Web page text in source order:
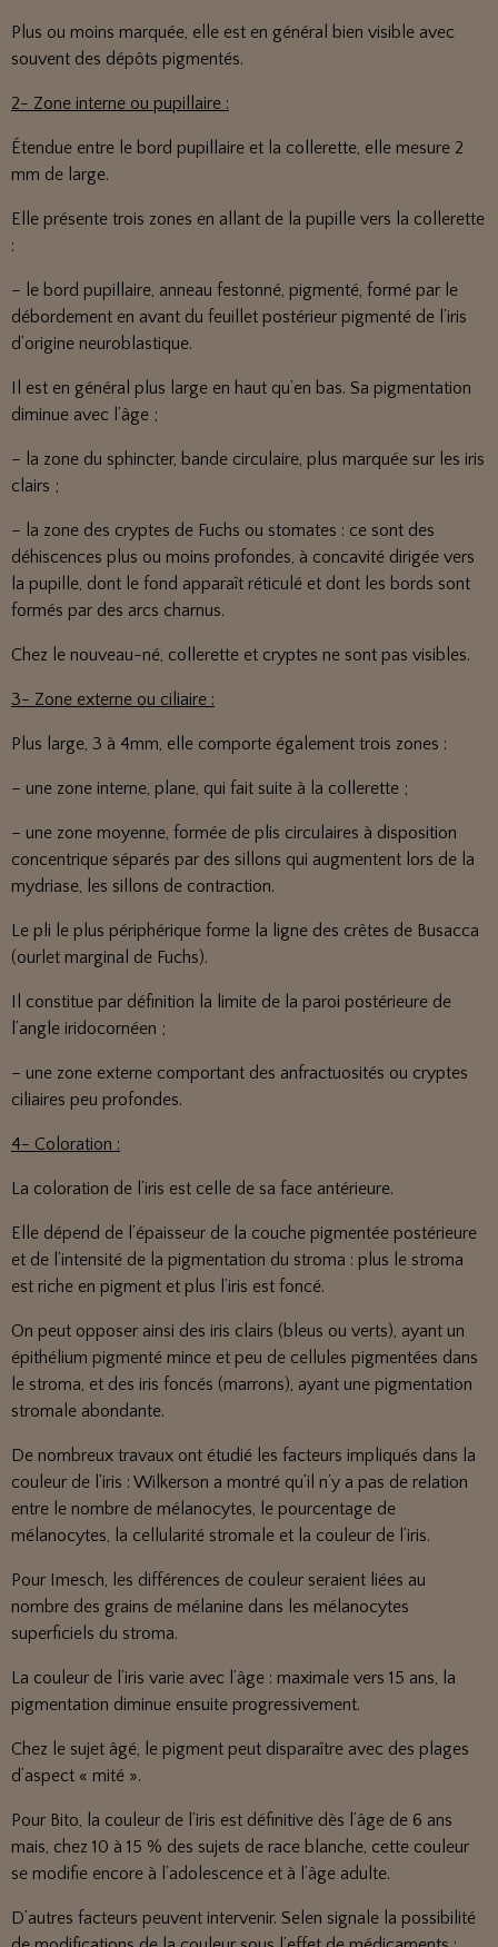
Plus ou moins marquée, elle est en général bien visible avec
souvent des dépôts pigmentés.
2- Zone interne ou pupillaire :
Étendue entre le bord pupillaire et la collerette, elle mesure 2
mm de large.
Elle présente trois zones en allant de la pupille vers la collerette
:
– le bord pupillaire, anneau festonné, pigmenté, formé par le
débordement en avant du feuillet postérieur pigmenté de l’iris
d’origine neuroblastique.
Il est en général plus large en haut qu’en bas. Sa pigmentation
diminue avec l’âge ;
– la zone du sphincter, bande circulaire, plus marquée sur les iris
clairs ;
– la zone des cryptes de Fuchs ou stomates : ce sont des
déhiscences plus ou moins profondes, à concavité dirigée vers
la pupille, dont le fond apparaît réticulé et dont les bords sont
formés par des arcs charnus.
Chez le nouveau-né, collerette et cryptes ne sont pas visibles.
3- Zone externe ou ciliaire :
Plus large, 3 à 4mm, elle comporte également trois zones :
– une zone interne, plane, qui fait suite à la collerette ;
– une zone moyenne, formée de plis circulaires à disposition
concentrique séparés par des sillons qui augmentent lors de la
mydriase, les sillons de contraction.
Le pli le plus périphérique forme la ligne des crêtes de Busacca
(ourlet marginal de Fuchs).
Il constitue par définition la limite de la paroi postérieure de
l’angle iridocornéen ;
– une zone externe comportant des anfractuosités ou cryptes
ciliaires peu profondes.
4- Coloration :
La coloration de l’iris est celle de sa face antérieure.
Elle dépend de l’épaisseur de la couche pigmentée postérieure
et de l’intensité de la pigmentation du stroma : plus le stroma
est riche en pigment et plus l’iris est foncé.
On peut opposer ainsi des iris clairs (bleus ou verts), ayant un
épithélium pigmenté mince et peu de cellules pigmentées dans
le stroma, et des iris foncés (marrons), ayant une pigmentation
stromale abondante.
De nombreux travaux ont étudié les facteurs impliqués dans la
couleur de l’iris : Wilkerson a montré qu’il n’y a pas de relation
entre le nombre de mélanocytes, le pourcentage de
mélanocytes, la cellularité stromale et la couleur de l’iris.
Pour Imesch, les différences de couleur seraient liées au
nombre des grains de mélanine dans les mélanocytes
superficiels du stroma.
La couleur de l’iris varie avec l’âge : maximale vers 15 ans, la
pigmentation diminue ensuite progressivement.
Chez le sujet âgé, le pigment peut disparaître avec des plages
d’aspect « mité ».
Pour Bito, la couleur de l’iris est définitive dès l’âge de 6 ans
mais, chez 10 à 15 % des sujets de race blanche, cette couleur
se modifie encore à l’adolescence et à l’âge adulte.
D’autres facteurs peuvent intervenir. Selen signale la possibilité